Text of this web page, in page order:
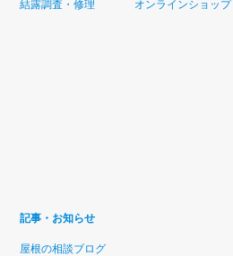
結露調査・修理 オンラインショップ
記事・お知らせ
屋根の相談ブログ